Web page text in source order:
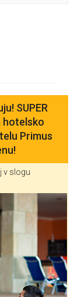
SUPER
hotelsko
Primus
v slogu